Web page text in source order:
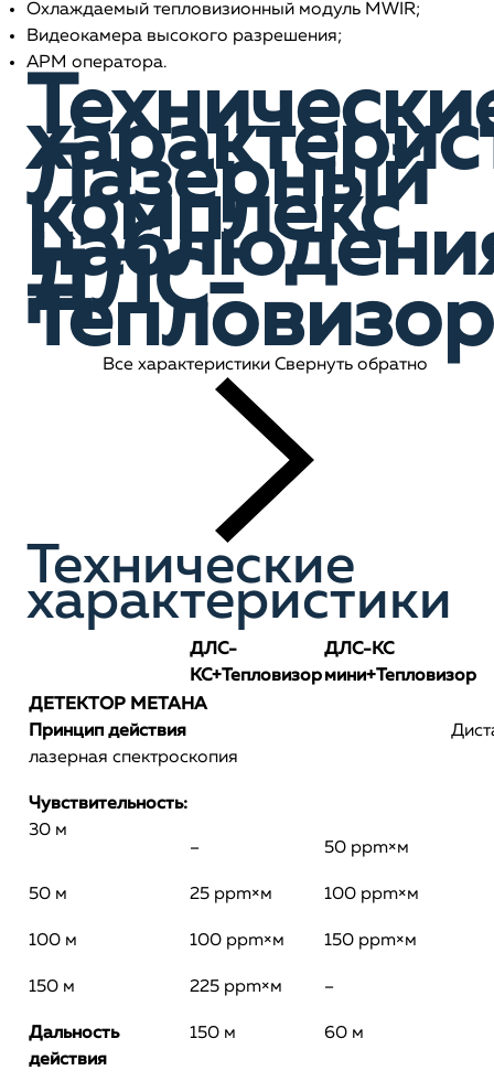
Охлаждаемый тепловизионный модуль MWIR;
Видеокамера высокого разрешения;
АРМ оператора.
Лазерный
комплекс
ДЛС-
Тепловизор
Все характеристики Свернуть обратно
Технические
характеристики
ДЛС-
КС+Тепловизор
ДЛС-КС
мини+Тепловизор
ДЕТЕКТОР МЕТАНА
Принцип действия
лазерная спектроскопия
Чувствительность:
30 м
–
50 ppm×м
50 м 25 ppm×м 100 ppm×м
100 м 100 ppm×м 150 ppm×м
150 м 225 ppm×м –
Дальность
действия
150 м 60 м